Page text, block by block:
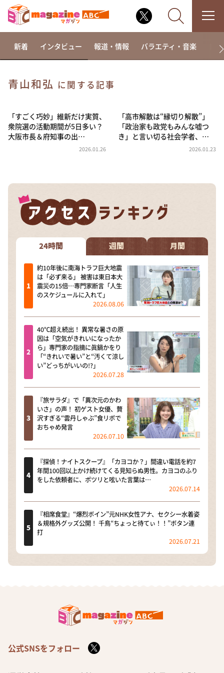
相席食堂
これ余談なんですけど・・・
～人生密着トークバラエティ！～ やすとものいたっ
河合＆A.B.C-Z塚田×福井アナ「なんでやねん！？」
（news おかえり）
DAIGOも台所 ～きょうの献立 何にする？～
本日はダイアンなり！シーズン２
朝だ！生です旅サラダ
教えて！ニュースライブ 正義のミカタ
ＬＩＦＥ～夢のカタチ～
新婚さんいらっしゃい！
ポツンと一軒家
ザキ山小屋本館
ぺこぱのまるスポ
新着 インタビュー 報道・情報 バラエティ・音楽 ド
青山和弘 に関する記事
「すごく巧妙」維新だけ実質、
衆院選の活動期間が5日多い？
大阪市長＆府知事の出…
2026.01.26
「高市解散は“縁切り解散”」
「政治家も政党もみんな嘘つ
き」と言い切る社会学者、…
2026.01.23
24時間 週間 月間
約10年後に南海トラフ巨大地震
は「必ず来る」 被害は東日本大
震災の15倍…専門家断言「人生
のスケジュールに入れて」
2026.08.06
40℃超え続出！ 異常な暑さの原
因は「空気がきれいになったか
ら」専門家の指摘に眞鍋かをり
「“きれいで暑い”と“汚くて涼し
い”どっちがいいの!?」
2026.07.28
『旅サラダ』で「異次元のかわ
いさ」の声！ 初ゲスト女優、贅
沢すぎる“雲丹しゃぶ”食リポで
おちゃめ発言
2026.07.10
『探偵！ナイトスクープ』「カヨコか？」間違い電話を約7
年間100回以上かけ続けてくる見知らぬ男性。カヨコのふり
をした依頼者に、ポツリと呟いた言葉は…
2026.07.14
『相席食堂』“爆烈ボイン”元NHK女性アナ、セクシー水着姿
＆規格外グッズ公開！ 千鳥“ちょっと待てぃ！！”ボタン連
打
2026.07.21
公式SNSをフォロー